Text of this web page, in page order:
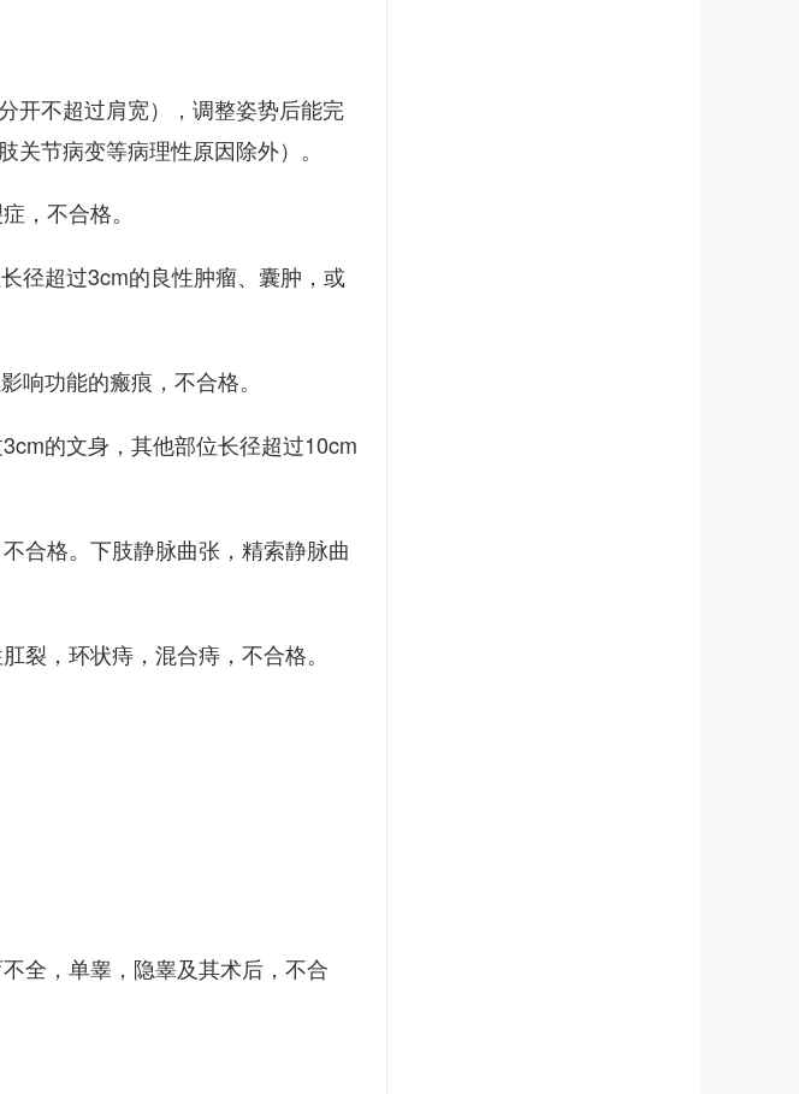
开不超过肩宽），调整姿势后能完
节病变等病理性原因除外）。
，不合格。
径超过3cm的良性肿瘤、囊肿，或
响功能的瘢痕，不合格。
的文身，其他部位长径超过10cm
合格。下肢静脉曲张，精索静脉曲
裂，环状痔，混合痔，不合格。
全，单睾，隐睾及其术后，不合